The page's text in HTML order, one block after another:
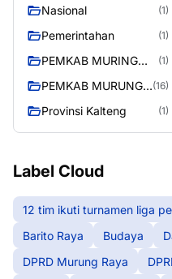
Nasional (1)
Pemerintahan (1)
PEMKAB MURING
(1)
PEMKAB MURUNG
(16)
Provinsi Kalteng (1)
Label Cloud
12 tim ikuti turnamen liga
Barito Raya
Budaya
DPRD Murung Raya